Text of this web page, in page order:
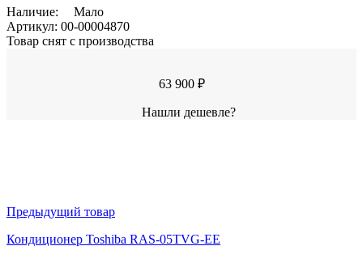
Наличие:
Мало
Артикул: 00-00004870
Товар снят с производства
63 900 ₽
Нашли дешевле?
Предыдущий товар
Кондиционер Toshiba RAS-05TVG-EE